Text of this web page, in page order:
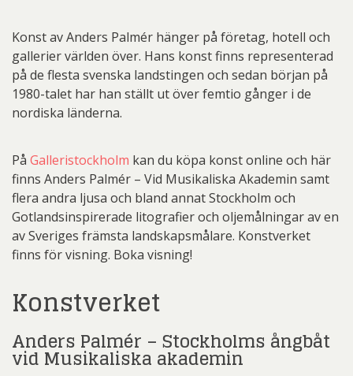
Konst av Anders Palmér hänger på företag, hotell och
gallerier världen över. Hans konst finns representerad
på de flesta svenska landstingen och sedan början på
1980-talet har han ställt ut över femtio gånger i de
nordiska länderna.
På Galleristockholm kan du köpa konst online och här
finns Anders Palmér – Vid Musikaliska Akademin samt
flera andra ljusa och bland annat Stockholm och
Gotlandsinspirerade litografier och oljemålningar av en
av Sveriges främsta landskapsmålare. Konstverket
finns för visning. Boka visning!
Konstverket
Anders Palmér – Stockholms ångbåt
vid Musikaliska akademin